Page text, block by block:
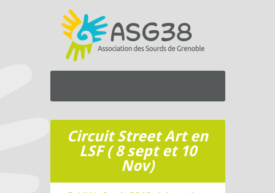
Circuit Street Art en
LSF ( 8 sept et 10
Nov)